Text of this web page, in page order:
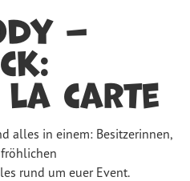
–
la carte
alles in einem: Besitzerinnen,
rund um euer Event.